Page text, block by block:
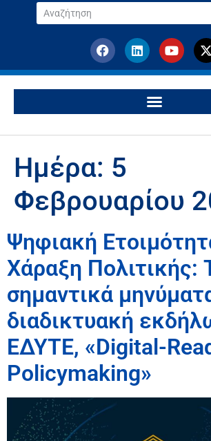
Ημέρα: 5
Φεβρουαρίου
Ψηφιακή
Χάραξη Πολιτικής:
σημαντικά
διαδικτυακή
ΕΔΥΤΕ, «Digital-
Policymaking»